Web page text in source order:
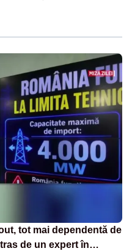
tot mai dependentă de
de un expert în